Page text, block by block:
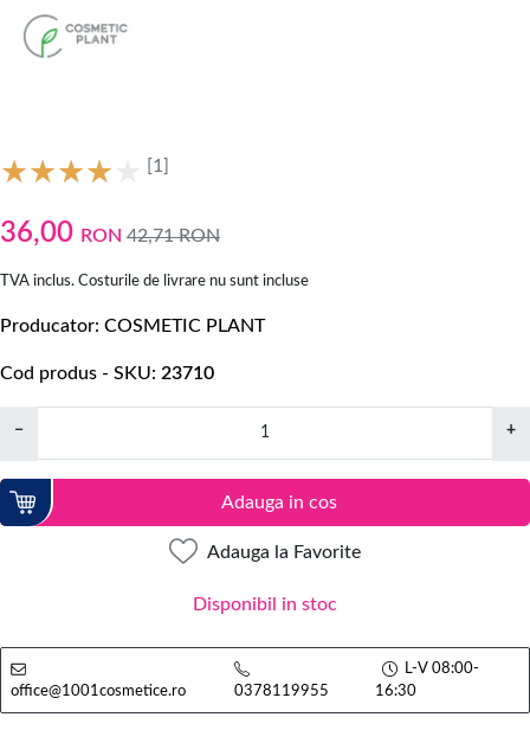
[1]
36,00 RON 42,71RON
TVA inclus. Costurile de livrare nu sunt incluse
Producator COSMETIC PLANT
Cod produs - SKU 23710
− +
Adauga in cos
Adauga la Favorite
Disponibil in stoc
office@1001cosmetice.ro 0378119955
L-V 08:00-
16:30